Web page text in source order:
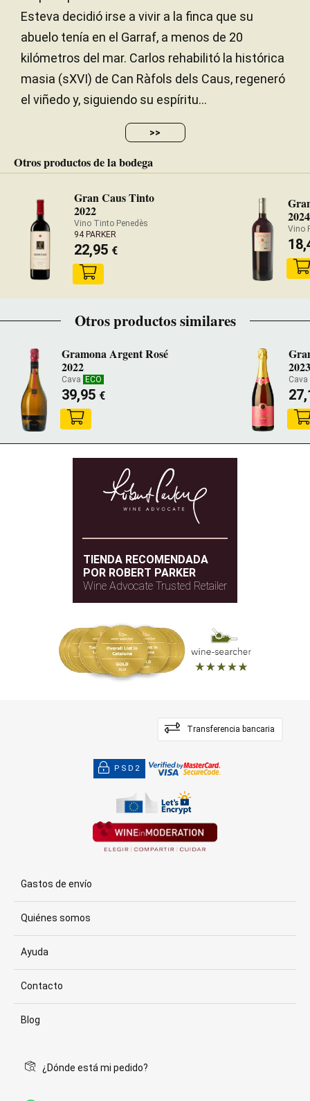
Esteva decidió irse a vivir a la finca que su
abuelo tenía en el Garraf, a menos de 20
kilómetros del mar. Carlos rehabilitó la histórica
masia (sXVI) de Can Ràfols dels Caus, regeneró
el viñedo y, siguiendo su espíritu...
>>
Otros productos de la bodega
Gran Caus Tinto
2022
Vino Tinto Penedès
94 PARKER
22,95 €
2024
Vino
Otros productos similares
Gramona Argent Rosé
2022
Cava ECO
39,95 €
2023
Cava
TIENDA RECOMENDADA
POR ROBERT PARKER
Wine Advocate Trusted Retailer
Transferencia bancaria
PSD2
Gastos de envío
Quiénes somos
Ayuda
Contacto
Blog
¿Dónde está mi pedido?